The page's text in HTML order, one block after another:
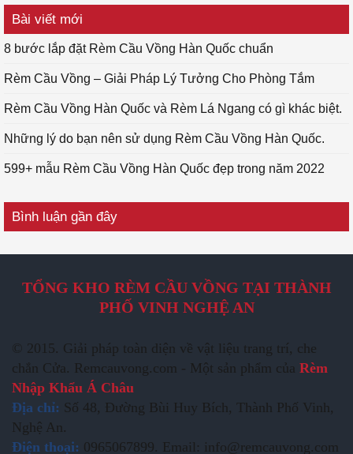
Bài viết mới
8 bước lắp đặt Rèm Cầu Vồng Hàn Quốc chuẩn
Rèm Cầu Vồng – Giải Pháp Lý Tưởng Cho Phòng Tắm
Rèm Cầu Vồng Hàn Quốc và Rèm Lá Ngang có gì khác biệt.
Những lý do bạn nên sử dụng Rèm Cầu Vồng Hàn Quốc.
599+ mẫu Rèm Cầu Vồng Hàn Quốc đẹp trong năm 2022
Bình luận gần đây
TỔNG KHO RÈM CẦU VỒNG TẠI THÀNH
PHỐ VINH NGHỆ AN
© 2015. Giải pháp toàn diện về vật liệu trang trí, che
chắn Cửa. Remcauvong.com - Một sản phẩm của Rèm
Nhập Khẩu Á Châu
Địa chỉ: Số 48, Đường Bùi Huy Bích, Thành Phố Vinh,
Nghệ An.
Điện thoại: 0965067899. Email: info@remcauvong.com